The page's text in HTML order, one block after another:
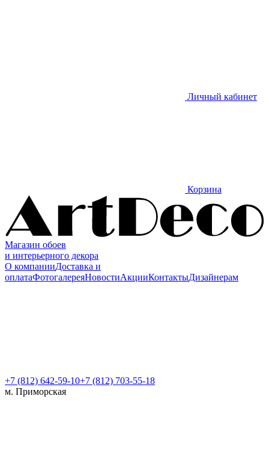
Личный кабинет
Корзина
Магазин обоев
и интерьерного декора
О компанииДоставка и
оплатаФотогалереяНовостиАкцииКонтактыДизайнерам
+7 (812) 642-59-10+7 (812) 703-55-18
м. Приморская